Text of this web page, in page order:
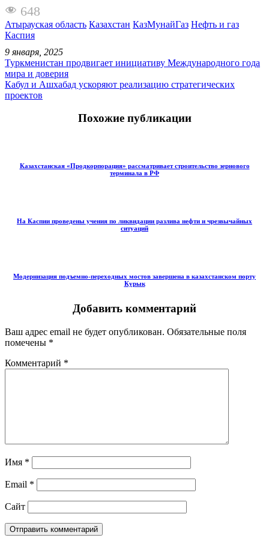
648
Атырауская область Казахстан КазМунайГаз Нефть и газ
Каспия
9 января, 2025
Туркменистан продвигает инициативу Международного года
мира и доверия
Кабул и Ашхабад ускоряют реализацию стратегических
проектов
Похожие публикации
Казахстанская «Продкорпорация» рассматривает строительство зернового
терминала в РФ
На Каспии проведены учения по ликвидации разлива нефти и чрезвычайных
ситуаций
Модернизация подъемно-переходных мостов завершена в казахстанском порту
Курык
Добавить комментарий
Ваш адрес email не будет опубликован. Обязательные поля
помечены *
Комментарий *
Имя *
Email *
Сайт